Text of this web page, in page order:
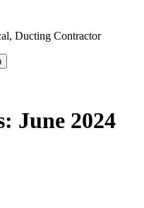
Ducting Contractor
June 2024